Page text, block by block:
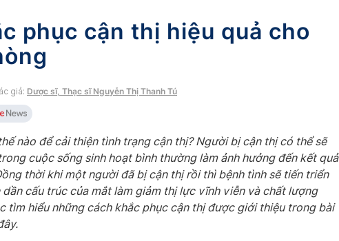
phục cận thị hiệu quả cho
giả: Dược sĩ, Thạc sĩ Nguyễn Thị Thanh Tú
nào để cải thiện tình trạng cận thị? Người bị cận thị có thể sẽ
cuộc sống sinh hoạt bình thường làm ảnh hưởng đến kết quả
thời khi một người đã bị cận thị rồi thì bệnh tình sẽ tiến triển
dần cấu trúc của mắt làm giảm thị lực vĩnh viễn và chất lượng
tìm hiểu những cách khắc phục cận thị được giới thiệu trong bài